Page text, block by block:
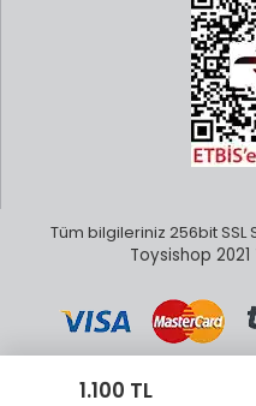
1.100 TL
Tüm bilgileriniz 256bit SSL
Toysishop 2021